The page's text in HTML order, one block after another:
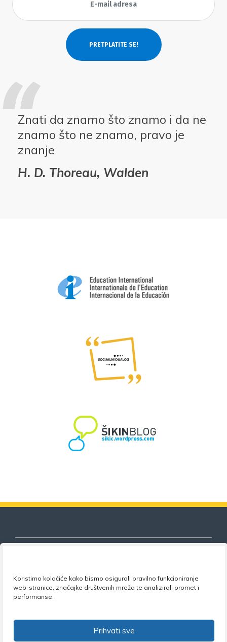
Koristimo kolačiće kako bismo osigurali pravilno funkcioniranje
web-stranice, značajke društvenih mreža te analizirali promet i
performanse.
Prihvati sve
Znati da znamo što znamo i da ne
znamo što ne znamo, pravo je
znanje
H. D. Thoreau, Walden
Nezavisni sindikat znanosti i visokog
obrazovanja
Adresa: Florijana Andrašeca 18A / VI kat • 10 000
+385 1 4847 337